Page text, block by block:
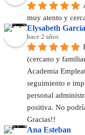
muy atento y
Elysabeth García
hace 2 años
(cercano y
Academia
seguimiento e
personal
positiva. No
Gracias!!
Ana Esteban